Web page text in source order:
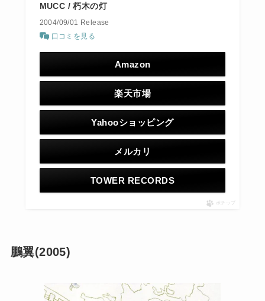
MUCC / 朽木の灯
2004/09/01 Release
口コミを見る
Amazon
楽天市場
Yahooショッピング
メルカリ
TOWER RECORDS
ポチップ
鵬翼(2005)